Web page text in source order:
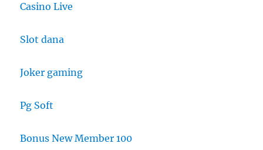
Casino Live
Slot dana
Joker gaming
Pg Soft
Bonus New Member 100